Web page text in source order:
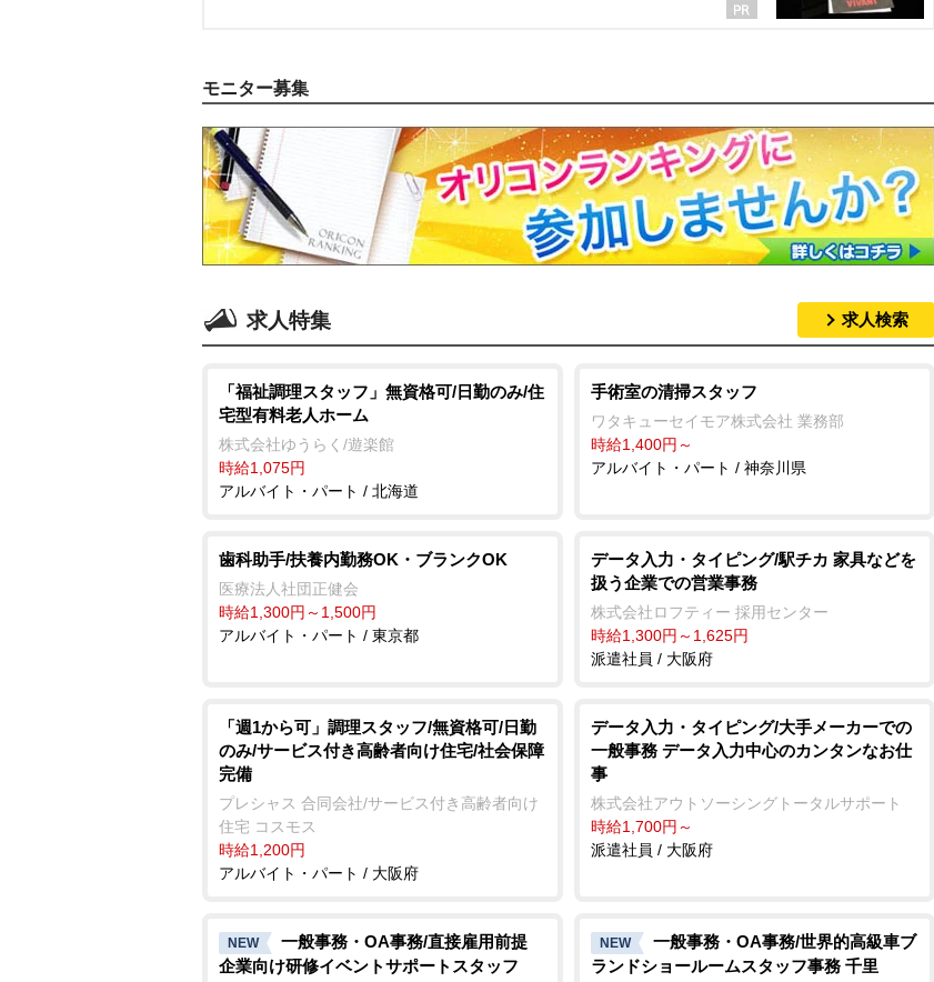
モニター募集
求人特集 求人検索
「福祉調理スタッフ」無資格可/日勤のみ/住
宅型有料老人ホーム
株式会社ゆうらく/遊楽館
時給1,075円
アルバイト・パート / 北海道
手術室の清掃スタッフ
ワタキューセイモア株式会社 業務部
時給1,400円～
アルバイト・パート / 神奈川県
歯科助手/扶養内勤務OK・ブランクOK
医療法人社団正健会
時給1,300円～1,500円
アルバイト・パート / 東京都
データ入力・タイピング/駅チカ 家具などを
扱う企業での営業事務
株式会社ロフティー 採用センター
時給1,300円～1,625円
派遣社員 / 大阪府
「週1から可」調理スタッフ/無資格可/日勤
のみ/サービス付き高齢者向け住宅/社会保障
完備
プレシャス 合同会社/サービス付き高齢者向け
住宅 コスモス
時給1,200円
アルバイト・パート / 大阪府
データ入力・タイピング/大手メーカーでの
一般事務 データ入力中心のカンタンなお仕
事
株式会社アウトソーシングトータルサポート
時給1,700円～
派遣社員 / 大阪府
NEW
一般事務・OA事務/直接雇用前提
企業向け研修イベントサポートスタッフ
NEW
一般事務・OA事務/世界的高級車ブ
ランドショールームスタッフ事務 千里